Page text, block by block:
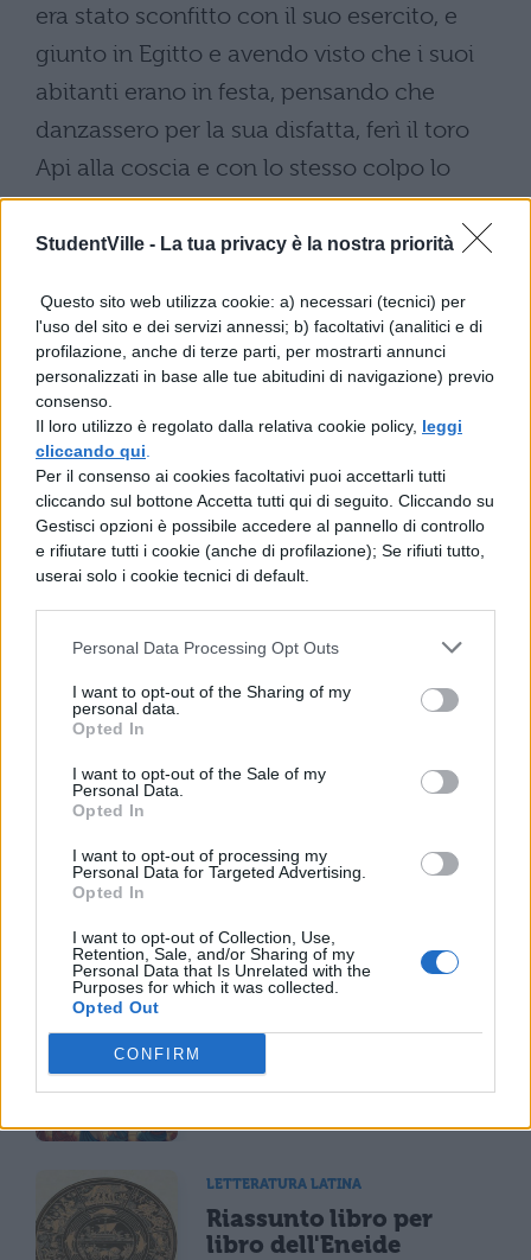
StudentVille - La tua privacy è la nostra priorità
Questo sito web utilizza cookie: a) necessari (tecnici) per
l'uso del sito e dei servizi annessi; b) facoltativi (analitici e di
profilazione, anche di terze parti, per mostrarti annunci
personalizzati in base alle tue abitudini di navigazione) previo
consenso.
Il loro utilizzo è regolato dalla relativa cookie policy, leggi
cliccando qui
Per il consenso ai cookies facoltativi puoi accettarli tutti
cliccando sul bottone Accetta tutti qui di seguito. Cliccando su
Gestisci opzioni è possibile accedere al pannello di controllo
e rifiutare tutti i cookie (anche di profilazione); Se rifiuti tutto,
userai solo i cookie tecnici di default.
Personal Data Processing Opt Outs
I want to opt-out of the Sharing of my
personal data.
Opted In
I want to opt-out of the Sale of my
Personal Data.
Opted In
I want to opt-out of processing my
Personal Data for Targeted Advertising.
Opted In
I want to opt-out of Collection, Use,
Retention, Sale, and/or Sharing of my
Personal Data that Is Unrelated with the
Purposes for which it was collected.
Opted Out
CONFIRM
era stato sconfitto con il suo esercito, e
giunto in Egitto e avendo visto che i suoi
abitanti erano in festa, pensando che
danzassero per la sua disfatta, ferì il toro
Api alla coscia e con lo stesso colpo lo
uccise. Un sacerdote, intanto, di nome
Smerdi, servendosi del nome e della
dichiarando di essere figlio di Ciro, aveva
conquistato il regno. Quando il fatto fu
riferito a Cambise, il re, affrettandosi a
ritornare in patria, dimenticò di riporre nel
fodero la spada con la quale aveva ucciso
Api. Mentre tentava di fare ciò, si ferì alla
coscia. A causa di questa ferita in pochi
giorni morì. Dopo che la notizia certa della
persiani fra i più nobili, indetta una
congiura, uccisero Smerdi e si
impadronirono del regno di Ciro.
TI POTREBBE INTERESSARE
LETTERATURA LATINA
Riassunto libro per
libro dell'Eneide